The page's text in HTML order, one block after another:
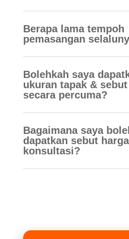
Berapa lama tempoh
pemasangan
Bolehkah saya
ukuran tapak &
secara percuma?
Bagaimana saya
dapatkan sebut
konsultasi?